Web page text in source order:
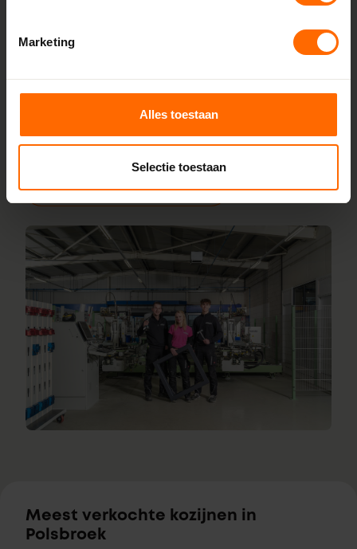
Marketing
Alles toestaan
Selectie toestaan
prijzen scherp. Je bestelt rechtstreeks bij de bron, zonder
vestigingen in de buurt van Polsbroek. Heb je hulp nodig bij
Lees meer over onze fabriek
Meest verkochte kozijnen in
Polsbroek